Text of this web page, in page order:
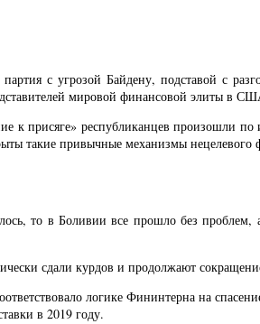
с угрозой Байдену, подставой с
мировой финансовой элиты в
к присяге» республиканцев произошли по
такие привычные механизмы
то в Боливии все прошло без проблем,
сдали курдов и продолжают
логике Фининтерна на
в 2019 году.